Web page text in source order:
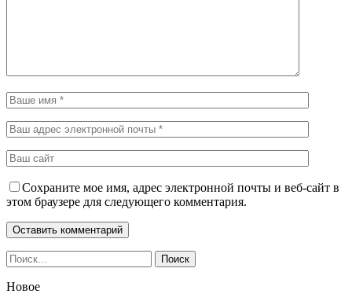
Сохраните мое имя, адрес электронной почты и веб-сайт в
этом браузере для следующего комментария.
Новое